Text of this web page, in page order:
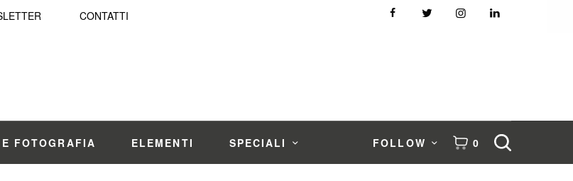
CONTATTI
FOTOGRAFIA ELEMENTI SPECIALI FOLLOW 0